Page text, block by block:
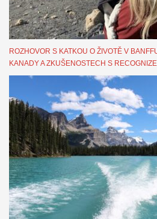
ROZHOVOR S KATKOU O ŽIVOTĚ V
KANADY A ZKUŠENOSTECH S